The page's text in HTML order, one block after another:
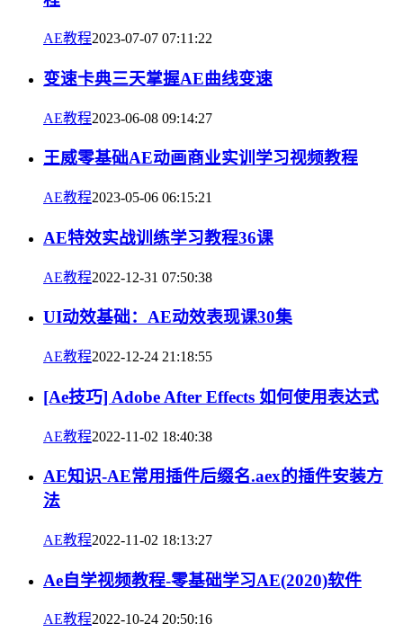
AE教程2023-07-07 07:11:22
变速卡典三天掌握AE曲线变速
AE教程2023-06-08 09:14:27
王威零基础AE动画商业实训学习视频教程
AE教程2023-05-06 06:15:21
AE特效实战训练学习教程36课
AE教程2022-12-31 07:50:38
UI动效基础：AE动效表现课30集
AE教程2022-12-24 21:18:55
[Ae技巧] Adobe After Effects 如何使用表达式
AE教程2022-11-02 18:40:38
AE知识-AE常用插件后缀名.aex的插件安装方
法
AE教程2022-11-02 18:13:27
Ae自学视频教程-零基础学习AE(2020)软件
AE教程2022-10-24 20:50:16